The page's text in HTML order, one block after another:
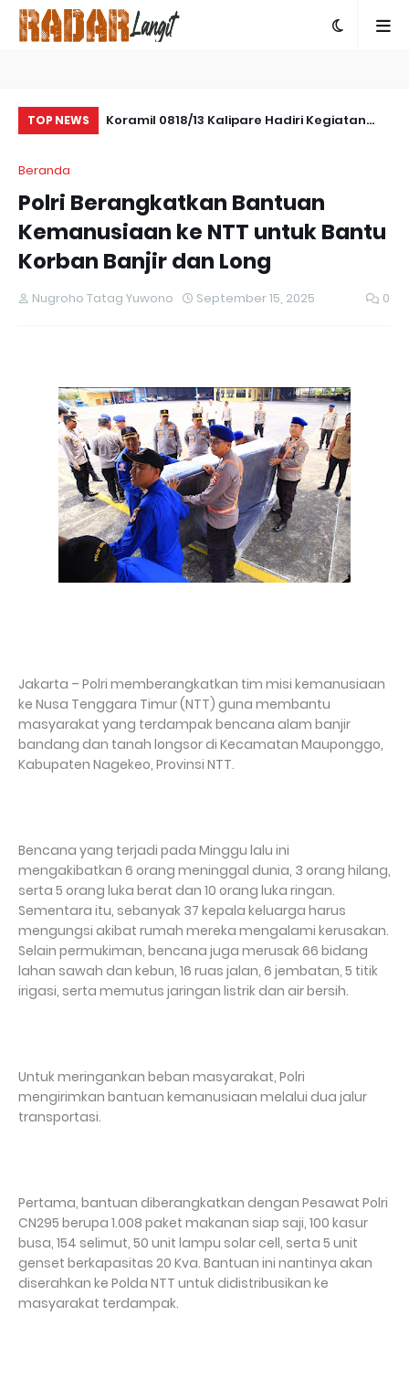
TOP NEWS
Koramil 0818/13 Kalipare Hadiri Kegiatan
Korem 083 Pastikan Kesiapan Marshalling
Beranda
Polri Berangkatkan Bantuan
Kemanusiaan ke NTT untuk Bantu
Korban Banjir dan Long
Nugroho Tatag Yuwono September 15, 2025 0
Jakarta – Polri memberangkatkan tim misi kemanusiaan
ke Nusa Tenggara Timur (NTT) guna membantu
masyarakat yang terdampak bencana alam banjir
bandang dan tanah longsor di Kecamatan Mauponggo,
Kabupaten Nagekeo, Provinsi NTT.
Bencana yang terjadi pada Minggu lalu ini
mengakibatkan 6 orang meninggal dunia, 3 orang hilang,
serta 5 orang luka berat dan 10 orang luka ringan.
Sementara itu, sebanyak 37 kepala keluarga harus
mengungsi akibat rumah mereka mengalami kerusakan.
Selain permukiman, bencana juga merusak 66 bidang
lahan sawah dan kebun, 16 ruas jalan, 6 jembatan, 5 titik
irigasi, serta memutus jaringan listrik dan air bersih.
Untuk meringankan beban masyarakat, Polri
mengirimkan bantuan kemanusiaan melalui dua jalur
transportasi.
Pertama, bantuan diberangkatkan dengan Pesawat Polri
CN295 berupa 1.008 paket makanan siap saji, 100 kasur
busa, 154 selimut, 50 unit lampu solar cell, serta 5 unit
genset berkapasitas 20 Kva. Bantuan ini nantinya akan
diserahkan ke Polda NTT untuk didistribusikan ke
masyarakat terdampak.